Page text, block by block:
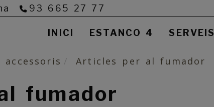
93 665 27 77
INICI ESTANCO 4 SERVEIS
Articles per al fumador
fumador